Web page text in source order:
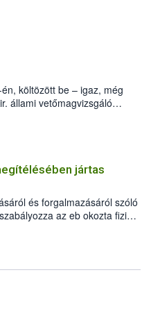
költözött be – igaz, még
állami vetőmagvizsgáló
alatti, Czigler Győző által
jártas
és forgalmazásáról szóló
az eb okozta fizikai
felmerülő
eb tartását és annak
jártas szakértőt.